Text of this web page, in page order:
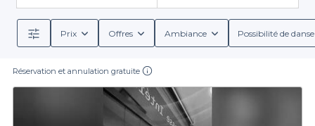
Prix Offres Ambiance Possibilité de
Réservation et annulation gratuite